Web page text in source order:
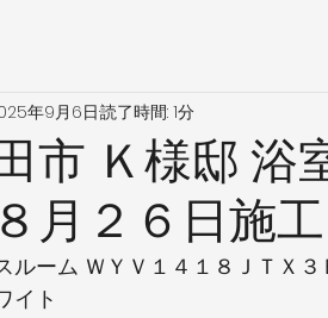
市 Ｋ様邸 浴
月２６日施工
年9月6日読了時間: 1分
ルーム ＷＹＶ１４１８ＪＴＸ３
イト